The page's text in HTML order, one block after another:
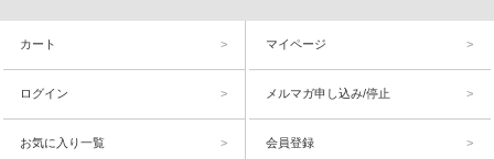
カート マイページ
ログイン メルマガ申し込み/停止
お気に入り一覧 会員登録